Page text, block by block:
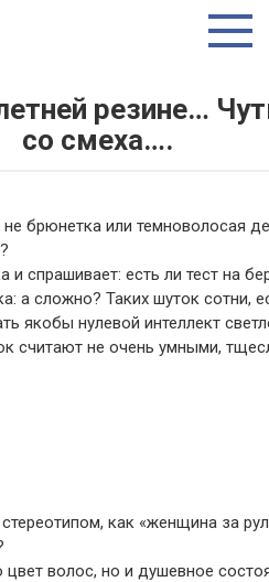
резине…
со смеха….
брюнетка или темноволосая
и спрашивает: есть ли тест на
а сложно? Таких шуток сотни,
якобы нулевой интеллект
считают не очень умными,
как «женщина за
волос, но и душевное